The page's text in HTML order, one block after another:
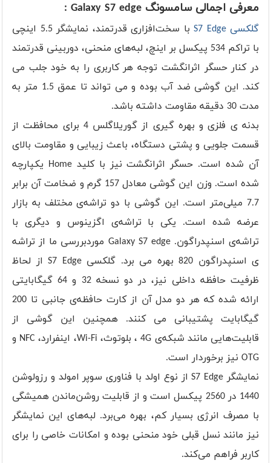
معرفی اجمالی سامسونگ Galaxy S7 edge :
گلکسی S7 Edge
با سخت‌افزاری قدرتمند، نمایشگر 5.5 اینچی
با تراکم 534 پیکسل بر اینچ، لبه‌های منحنی، دوربینی قدرتمند
در کنار حسگر اثرانگشت توجه هر کاربری را به خود جلب می
کند. این گوشی ضد آب بوده و می تواند تا عمق 1.5 متر به
‌مدت 30 دقیقه مقاومت داشته باشد.
بدنه ی فلزی و بهره گیری از گوریلاگلس 4 برای محافظت از
قسمت جلویی و پشتی دستگاه، باعث زیبایی و مقاومت بالای
آن شده است. حسگر اثرانگشت نیز با کلید Home یکپارچه
شده است. وزن این گوشی معادل 157 گرم و ضخامت آن برابر
7.7 میلی‌متر است. این گوشی با دو تراشه‌ی مختلف به بازار
عرضه شده است. یکی با تراشه‌ی اگزینوس و دیگری با
تراشه‌ی اسنپدراگون. Galaxy S7 edge موردبررسی ما از تراشه
ی اسنپدراگون 820 بهره می برد. گلکسی S7 Edge از لحاظ
ظرفیت حافظه داخلی نیز، در دو نسخه 32 و 64 گیگابایتی
ارائه شده که هر دو مدل آن از کارت حافظه‌ی جانبی تا 200
گیگابایت پشتیبانی می کنند. همچنین این گوشی از
قابلیت‌هایی مانند شبکه‌ی 4G ، بلوتوث، Wi-Fi، اینفرارد، NFC و
OTG نیز برخوردار است.
نمایشگر S7 Edge از نوع اولد با فناوری سوپر امولد و رزولوشن
1440 در 2560 پیکسل است و از قابلیت روشن‌ماندن همیشگی
با مصرف انرژی بسیار کم‌، بهره می‌برد. لبه‌های این نمایشگر
نیز مانند نسل قبلی خود منحنی بوده و امکانات خاصی را برای
کاربر فراهم می‌کند.